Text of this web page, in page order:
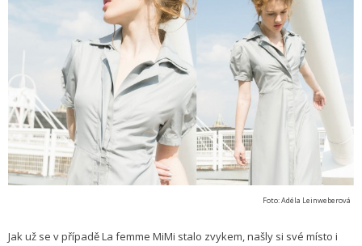
Foto: Adéla Leinweberová
Jak už se v případě La femme MiMi stalo zvykem, našly si své místo i